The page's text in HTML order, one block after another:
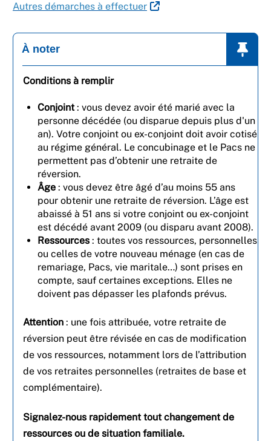
Autres démarches à effectuer
À noter
Conditions à remplir
Conjoint: vous devez avoir été marié avec la
personne décédée (ou disparue depuis plus d'un
an). Votre conjoint ou ex-conjoint doit avoir cotisé
au régime général. Le concubinage et le Pacs ne
permettent pas d’obtenir une retraite de
réversion.
Âge : vous devez être âgé d’au moins 55 ans
pour obtenir une retraite de réversion. L’âge est
abaissé à 51 ans si votre conjoint ou ex-conjoint
est décédé avant 2009 (ou disparu avant 2008).
Ressources : toutes vos ressources, personnelles
ou celles de votre nouveau ménage (en cas de
remariage, Pacs, vie maritale…) sont prises en
compte, sauf certaines exceptions. Elles ne
doivent pas dépasser les plafonds prévus.
Attention : une fois attribuée, votre retraite de
réversion peut être révisée en cas de modification
de vos ressources, notamment lors de l’attribution
de vos retraites personnelles (retraites de base et
complémentaire).
Signalez-nous rapidement tout changement de
ressources ou de situation familiale.